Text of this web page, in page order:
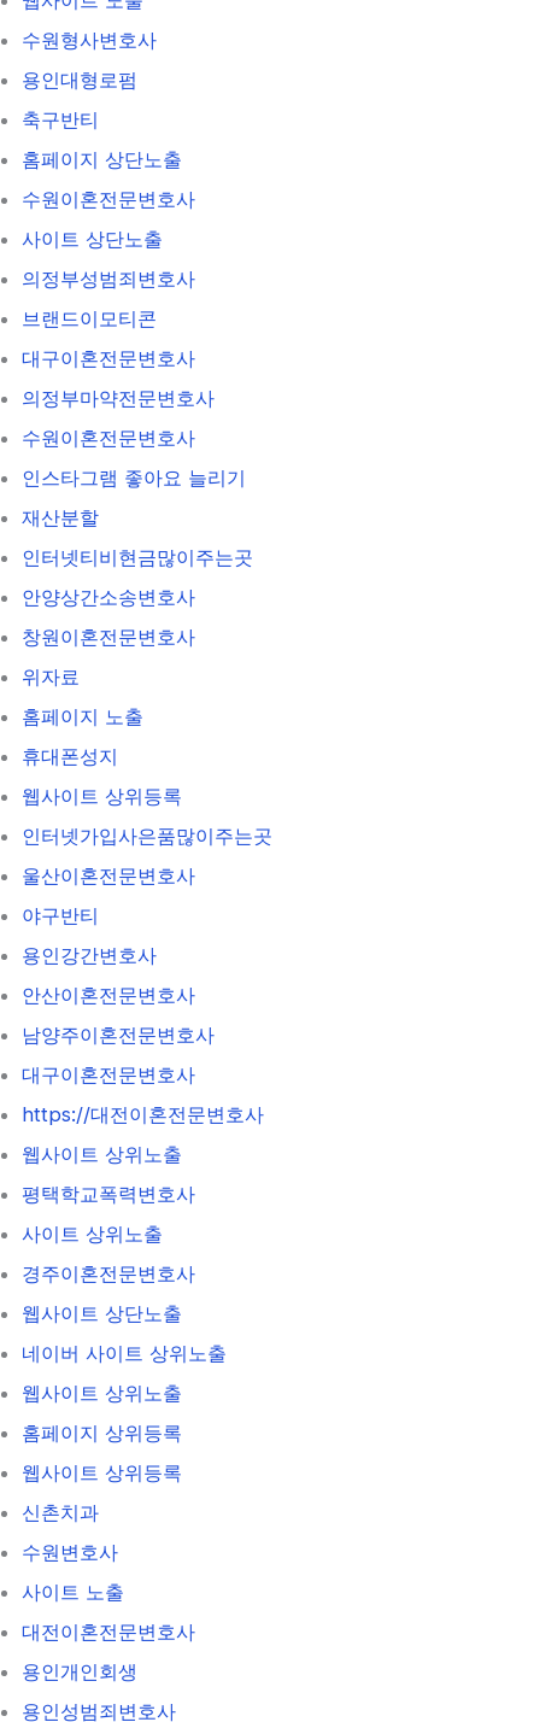
수원형사변호사
용인대형로펌
축구반티
홈페이지 상단노출
수원이혼전문변호사
사이트 상단노출
의정부성범죄변호사
브랜드이모티콘
대구이혼전문변호사
의정부마약전문변호사
수원이혼전문변호사
인스타그램 좋아요 늘리기
재산분할
인터넷티비현금많이주는곳
안양상간소송변호사
창원이혼전문변호사
위자료
홈페이지 노출
휴대폰성지
웹사이트 상위등록
인터넷가입사은품많이주는곳
울산이혼전문변호사
야구반티
용인강간변호사
안산이혼전문변호사
남양주이혼전문변호사
대구이혼전문변호사
https://대전이혼전문변호사
웹사이트 상위노출
평택학교폭력변호사
사이트 상위노출
경주이혼전문변호사
웹사이트 상단노출
네이버 사이트 상위노출
웹사이트 상위노출
홈페이지 상위등록
웹사이트 상위등록
신촌치과
수원변호사
사이트 노출
대전이혼전문변호사
용인개인회생
용인성범죄변호사